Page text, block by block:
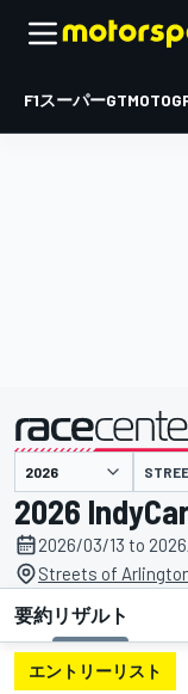
F1スーパーGT
主催
2026
2026/03/13 to
Streets of
要約リザルト
エントリーリスト